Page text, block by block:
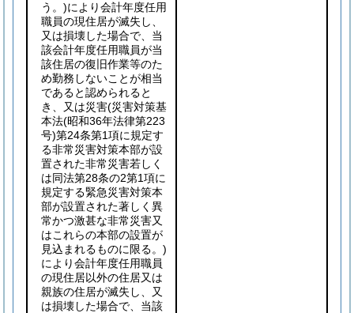
う。)により会計年度任用
職員の現住居が滅失し、
又は損壊した場合で、当
該会計年度任用職員が当
該住居の復旧作業等のた
め勤務しないことが相当
であると認められると
き、又は災害(災害対策基
本法(昭和36年法律第223
号)第24条第1項に規定す
る非常災害対策本部が設
置された非常災害若しく
は同法第28条の2第1項に
規定する緊急災害対策本
部が設置された著しく異
常かつ激甚な非常災害又
はこれらの本部の設置が
見込まれるものに限る。)
により会計年度任用職員
の現住居以外の住居又は
親族の住居が滅失し、又
は損壊した場合で、当該